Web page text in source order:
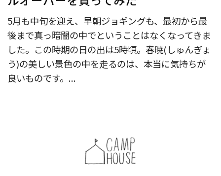
5月も中旬を迎え、早朝ジョギングも、最初から最
後まで真っ暗闇の中でということはなくなってきま
した。この時期の日の出は5時頃。春暁(しゅんぎょ
う)の美しい景色の中を走るのは、本当に気持ちが
良いものです。...